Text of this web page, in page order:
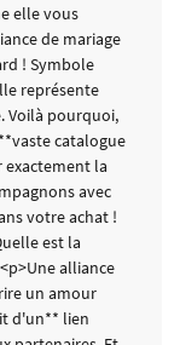
elle vous
de mariage
! Symbole
représente
Voilà pourquoi,
catalogue
la
avec
votre achat !
est la
alliance
un amour
d'un** lien